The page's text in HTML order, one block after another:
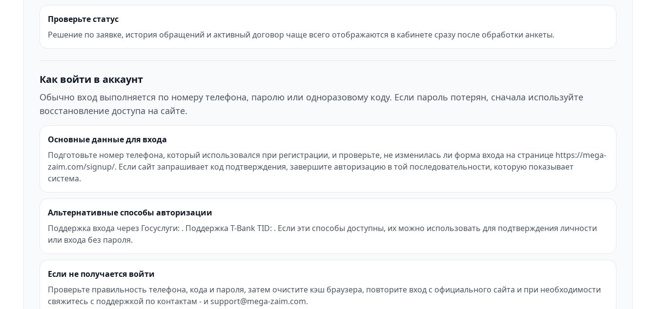
Проверьте статус
Решение по заявке, история обращений и активный договор чаще всего отображаются в кабинете сразу после обработки анкеты.
Как войти в аккаунт
Обычно вход выполняется по номеру телефона, паролю или одноразовому коду. Если пароль потерян, сначала используйте
восстановление доступа на сайте.
Основные данные для входа
Подготовьте номер телефона, который использовался при регистрации, и проверьте, не изменилась ли форма входа на странице https://mega-
zaim.com/signup/. Если сайт запрашивает код подтверждения, завершите авторизацию в той последовательности, которую показывает
система.
Альтернативные способы авторизации
Поддержка входа через Госуслуги: . Поддержка T-Bank TID: . Если эти способы доступны, их можно использовать для подтверждения личности
или входа без пароля.
Если не получается войти
Проверьте правильность телефона, кода и пароля, затем очистите кэш браузера, повторите вход с официального сайта и при необходимости
свяжитесь с поддержкой по контактам - и support@mega-zaim.com.